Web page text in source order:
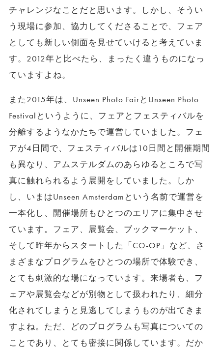
チャレンジなことだと思います。しかし、そうい
う現場に参加、協力してくださることで、フェア
としても新しい側面を見せていけると考えていま
す。2012年と比べたら、まったく違うものになっ
ていますよね。
また2015年は、Unseen Photo FairとUnseen Photo
Festivalというように、フェアとフェスティバルを
分離するようなかたちで運営していました。フェ
アが4日間で、フェスティバルは10日間と開催期間
も異なり、アムステルダムのあらゆるところで写
真に触れられるよう展開をしていました。しか
し、いまはUnseen Amsterdamという名前で運営を
一本化し、開催場所もひとつのエリアに集中させ
ています。フェア、展覧会、ブックマーケット、
そして昨年からスタートした「CO-OP」など、さ
まざまなプログラムをひとつの場所で体験でき、
とても刺激的な場になっています。来場者も、フ
ェアや展覧会などが別物として扱われたり、細分
化されてしまうと見逃してしまうものが出てきま
すよね。ただ、どのプログラムも写真についての
ことであり、とても密接に関係しています。だか